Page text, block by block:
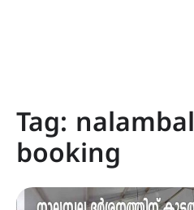
Tag:
booking